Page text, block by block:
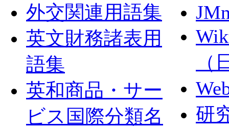
外交関連用語集
英文財務諸表用
語集
英和商品・サー
ビス国際分類名
研